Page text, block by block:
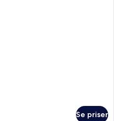
Se priser